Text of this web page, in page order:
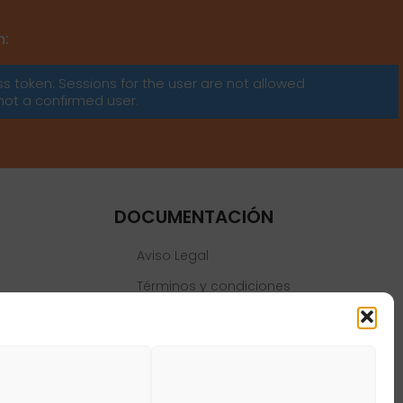
token: Sessions for the user are not allowed
a confirmed user.
DOCUMENTACIÓN
Aviso Legal
Términos y condiciones